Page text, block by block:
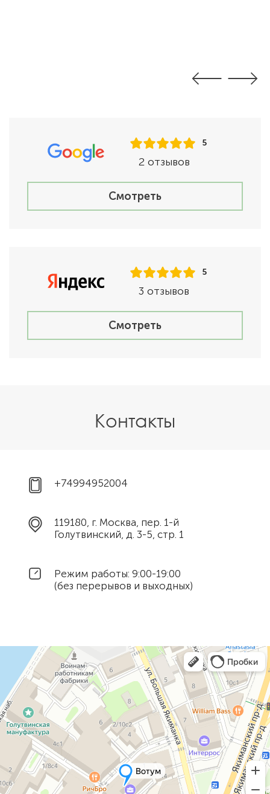
5
2 отзывов
Смотреть
5
3 отзывов
Смотреть
Контакты
+74994952004
119180, г. Москва, пер. 1-й
Голутвинский, д. 3-5, стр. 1
Режим работы: 9:00-19:00
(без перерывов и выходных)